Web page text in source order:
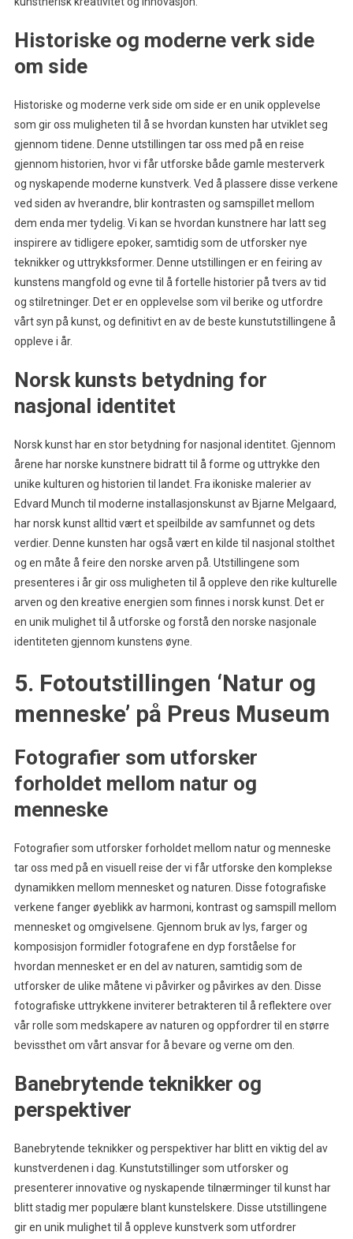
Historiske og moderne verk side
om side
Historiske og moderne verk side om side er en unik opplevelse
som gir oss muligheten til å se hvordan kunsten har utviklet seg
gjennom tidene. Denne utstillingen tar oss med på en reise
gjennom historien, hvor vi får utforske både gamle mesterverk
og nyskapende moderne kunstverk. Ved å plassere disse verkene
ved siden av hverandre, blir kontrasten og samspillet mellom
dem enda mer tydelig. Vi kan se hvordan kunstnere har latt seg
inspirere av tidligere epoker, samtidig som de utforsker nye
teknikker og uttrykksformer. Denne utstillingen er en feiring av
kunstens mangfold og evne til å fortelle historier på tvers av tid
og stilretninger. Det er en opplevelse som vil berike og utfordre
vårt syn på kunst, og definitivt en av de beste kunstutstillingene å
oppleve i år.
Norsk kunsts betydning for
nasjonal identitet
Norsk kunst har en stor betydning for nasjonal identitet. Gjennom
årene har norske kunstnere bidratt til å forme og uttrykke den
unike kulturen og historien til landet. Fra ikoniske malerier av
Edvard Munch til moderne installasjonskunst av Bjarne Melgaard,
har norsk kunst alltid vært et speilbilde av samfunnet og dets
verdier. Denne kunsten har også vært en kilde til nasjonal stolthet
og en måte å feire den norske arven på. Utstillingene som
presenteres i år gir oss muligheten til å oppleve den rike kulturelle
arven og den kreative energien som finnes i norsk kunst. Det er
en unik mulighet til å utforske og forstå den norske nasjonale
identiteten gjennom kunstens øyne.
5. Fotoutstillingen ‘Natur og
menneske’ på Preus Museum
Fotografier som utforsker
forholdet mellom natur og
menneske
Fotografier som utforsker forholdet mellom natur og menneske
tar oss med på en visuell reise der vi får utforske den komplekse
dynamikken mellom mennesket og naturen. Disse fotografiske
verkene fanger øyeblikk av harmoni, kontrast og samspill mellom
mennesket og omgivelsene. Gjennom bruk av lys, farger og
komposisjon formidler fotografene en dyp forståelse for
hvordan mennesket er en del av naturen, samtidig som de
utforsker de ulike måtene vi påvirker og påvirkes av den. Disse
fotografiske uttrykkene inviterer betrakteren til å reflektere over
vår rolle som medskapere av naturen og oppfordrer til en større
bevissthet om vårt ansvar for å bevare og verne om den.
Banebrytende teknikker og
perspektiver
Banebrytende teknikker og perspektiver har blitt en viktig del av
kunstverdenen i dag. Kunstutstillinger som utforsker og
presenterer innovative og nyskapende tilnærminger til kunst har
blitt stadig mer populære blant kunstelskere. Disse utstillingene
gir en unik mulighet til å oppleve kunstverk som utfordrer